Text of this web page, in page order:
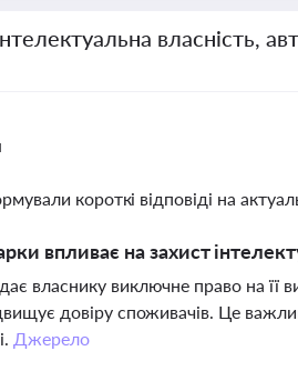
власність,
короткі відповіді на
впливає на захист
власнику виключне право на
довіру споживачів. Це
Джерело